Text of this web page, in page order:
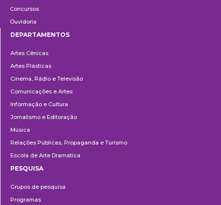
Concursos
Ouvidoria
DEPARTAMENTOS
Artes Cênicas
Artes Plásticas
Cinema, Rádio e Televisão
Comunicações e Artes
Informação e Cultura
Jornalismo e Editoração
Música
Relações Públicas, Propaganda e Turismo
Escola de Arte Dramática
PESQUISA
Grupos de pesquisa
Programas